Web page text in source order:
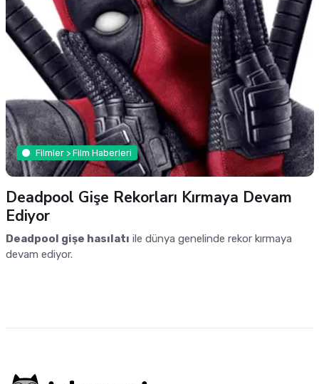
Filmler > Film Haberleri
Deadpool Gişe Rekorları Kırmaya Devam
Ediyor
Deadpool gişe hasılatı ile dünya genelinde rekor kırmaya
devam ediyor.